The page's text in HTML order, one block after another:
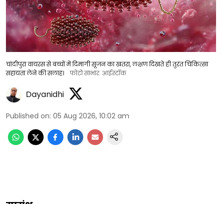
चांदीपुरा वायरस से बच्चों में दिमागी सूजन का खतरा, लक्षण दिखते ही तुरंत चिकित्सा
सहायता लेने की सलाह।
फोटो साभार: आईस्टॉक
Dayanidhi
Published on: 05 Aug 2026, 10:02 am